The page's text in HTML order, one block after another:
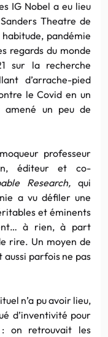
IG Nobel a eu lieu
Theatre de
pandémie
regards du monde
sur la recherche
d’arrache-pied
le Covid en un
un peu de
professeur
éditeur et co-
Research,qui
a vu défiler une
et éminents
à rien, à part
rire. Un moyen de
parfois ne pas
n’a pu avoir lieu,
d’inventivité pour
: on retrouvait les